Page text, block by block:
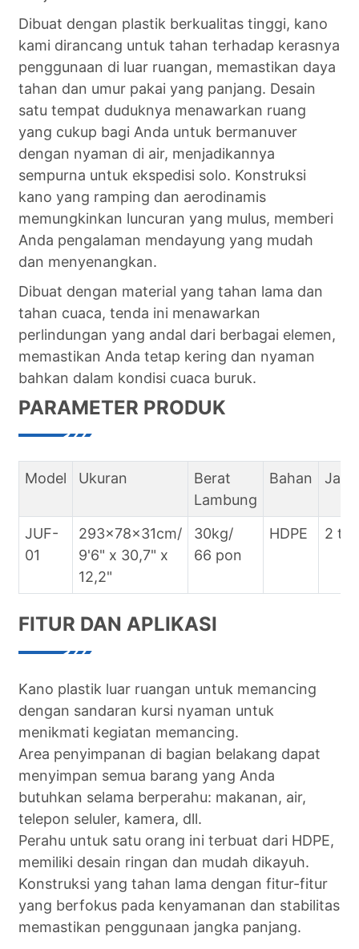
Dibuat dengan plastik berkualitas tinggi, kano
kami dirancang untuk tahan terhadap kerasnya
penggunaan di luar ruangan, memastikan daya
tahan dan umur pakai yang panjang. Desain
satu tempat duduknya menawarkan ruang
yang cukup bagi Anda untuk bermanuver
dengan nyaman di air, menjadikannya
sempurna untuk ekspedisi solo. Konstruksi
kano yang ramping dan aerodinamis
memungkinkan luncuran yang mulus, memberi
Anda pengalaman mendayung yang mudah
dan menyenangkan.
Dibuat dengan material yang tahan lama dan
tahan cuaca, tenda ini menawarkan
perlindungan yang andal dari berbagai elemen,
memastikan Anda tetap kering dan nyaman
bahkan dalam kondisi cuaca buruk.
PARAMETER PRODUK
Model Ukuran
Berat
Lambung
Bahan
JUF-
01
293x78x31cm/
9'6" x 30,7" x
12,2"
30kg/
66 pon
HDPE 2
FITUR DAN APLIKASI
Kano plastik luar ruangan untuk memancing
dengan sandaran kursi nyaman untuk
menikmati kegiatan memancing.
Area penyimpanan di bagian belakang dapat
menyimpan semua barang yang Anda
butuhkan selama berperahu: makanan, air,
telepon seluler, kamera, dll.
Perahu untuk satu orang ini terbuat dari HDPE,
memiliki desain ringan dan mudah dikayuh.
Konstruksi yang tahan lama dengan fitur-fitur
yang berfokus pada kenyamanan dan stabilitas
memastikan penggunaan jangka panjang.